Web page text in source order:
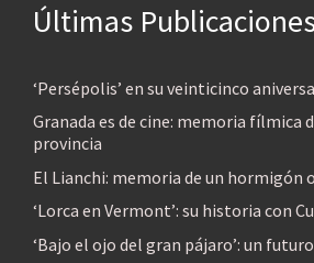
Últimas
‘Persépolis’ en su veinticinco
Granada es de cine: memoria fílmica
provincia
El Lianchi: memoria de un hormigón
‘Lorca en Vermont’: su historia con
‘Bajo el ojo del gran pájaro’: un